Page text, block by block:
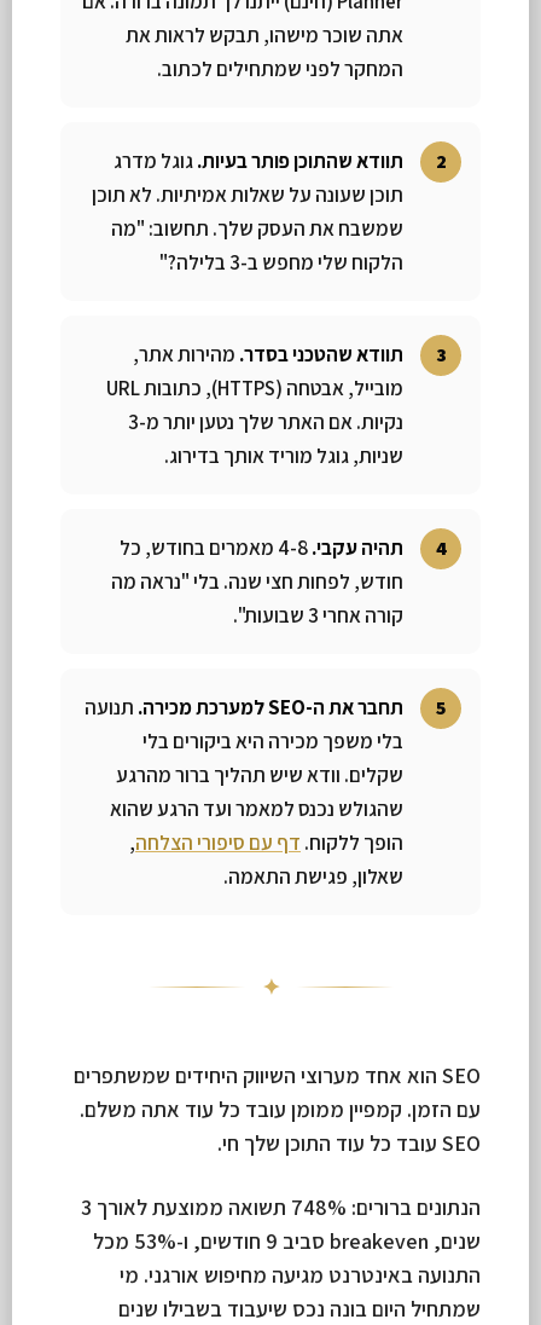
אתה שוכר מישהו, תבקש לראות את
המחקר לפני שמתחילים לכתוב.
תוודא שהתוכן פותר בעיות.גוגל מדרג
תוכן שעונה על שאלות אמיתיות. לא תוכן
שמשבח את העסק שלך. תחשוב: "מה
הלקוח שלי מחפש ב-3 בלילה?"
תוודא שהטכני בסדר. מהירות אתר,
מובייל, אבטחה (HTTPS), כתובות URL
נקיות. אם האתר שלך נטען יותר מ-3
שניות, גוגל מוריד אותך בדירוג.
תהיה עקבי.
4-8 מאמרים בחודש, כל
חודש, לפחות חצי שנה. בלי "נראה מה
קורה אחרי 3 שבועות".
תחבר את ה-SEO למערכת מכירה.
תנועה
בלי משפך מכירה היא ביקורים בלי
שקלים. וודא שיש תהליך ברור מהרגע
שהגולש נכנס למאמר ועד הרגע שהוא
הופך ללקוח. דף עם סיפורי הצלחה,
שאלון, פגישת התאמה.
✦
SEO הוא אחד מערוצי השיווק היחידים שמשתפרים
עם הזמן. קמפיין ממומן עובד כל עוד אתה משלם.
SEO עובד כל עוד התוכן שלך חי.
הנתונים ברורים: 748% תשואה ממוצעת לאורך 3
שנים, breakeven סביב 9 חודשים, ו-53% מכל
התנועה באינטרנט מגיעה מחיפוש אורגני. מי
שמתחיל היום בונה נכס שיעבוד בשבילו שנים